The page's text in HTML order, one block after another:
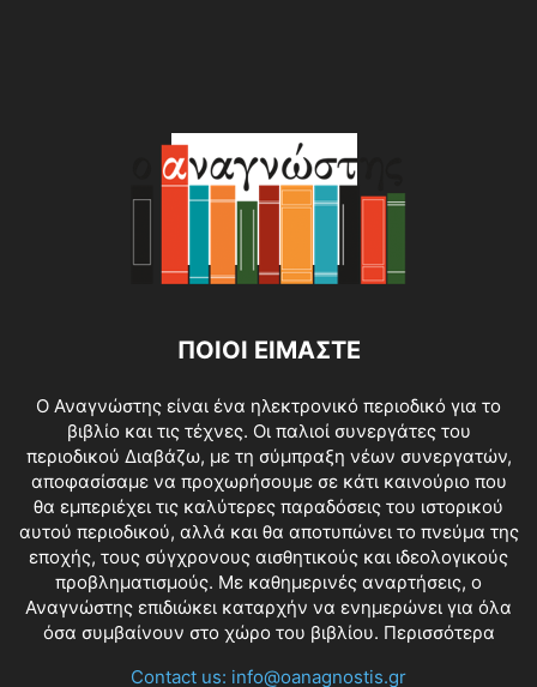
ΠΟΙΟΙ ΕΙΜΑΣΤΕ
O Αναγνώστης είναι ένα ηλεκτρονικό περιοδικό για το
βιβλίο και τις τέχνες. Οι παλιοί συνεργάτες του
περιοδικού Διαβάζω, με τη σύμπραξη νέων συνεργατών,
αποφασίσαμε να προχωρήσουμε σε κάτι καινούριο που
θα εμπεριέχει τις καλύτερες παραδόσεις του ιστορικού
αυτού περιοδικού, αλλά και θα αποτυπώνει το πνεύμα της
εποχής, τους σύγχρονους αισθητικούς και ιδεολογικούς
προβληματισμούς. Με καθημερινές αναρτήσεις, ο
Αναγνώστης επιδιώκει καταρχήν να ενημερώνει για όλα
όσα συμβαίνουν στο χώρο του βιβλίου. Περισσότερα
Contact us: info@oanagnostis.gr